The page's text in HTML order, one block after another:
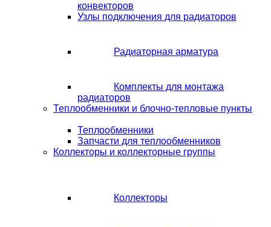
конвекторов
Узлы подключения для радиаторов
Радиаторная арматура
Комплекты для монтажа
радиаторов
Теплообменники и блочно-тепловые пункты
Теплообменники
Запчасти для теплообменников
Коллекторы и коллекторные группы
Коллекторы